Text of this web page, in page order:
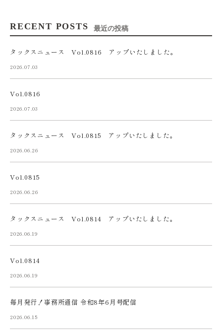
RECENT POSTS 最近の投稿
タックスニュース Vol.0816 アップいたしました。
2026.07.03
Vol.0816
2026.07.03
タックスニュース Vol.0815 アップいたしました。
2026.06.26
Vol.0815
2026.06.26
タックスニュース Vol.0814 アップいたしました。
2026.06.19
Vol.0814
2026.06.19
毎月発行！事務所通信 令和8年6月号配信
2026.06.15